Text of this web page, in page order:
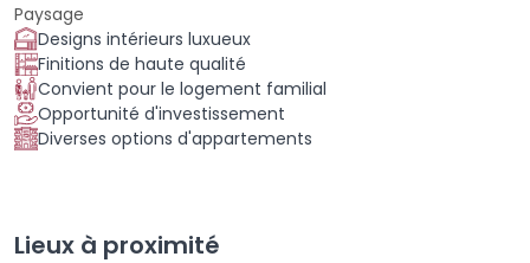
Paysage
Designs intérieurs luxueux
Finitions de haute qualité
Convient pour le logement familial
Opportunité d'investissement
Diverses options d'appartements
Lieux à proximité